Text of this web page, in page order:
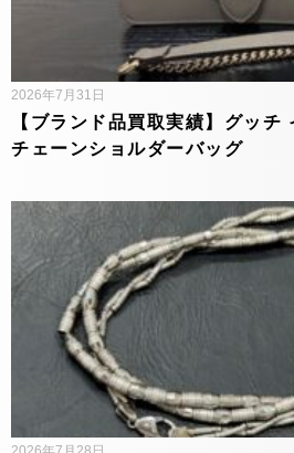
【ブランド品買取実績】グッチ
チェーンショルダーバッグ
2026年7月31日